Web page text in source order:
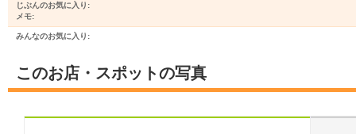
じぶんのお気に入り:
メモ:
みんなのお気に入り:
このお店・スポットの写真